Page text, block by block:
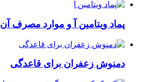
پماد ویتامین آ و موارد مصرف آن
دمنوش زعفران برای قاعدگی